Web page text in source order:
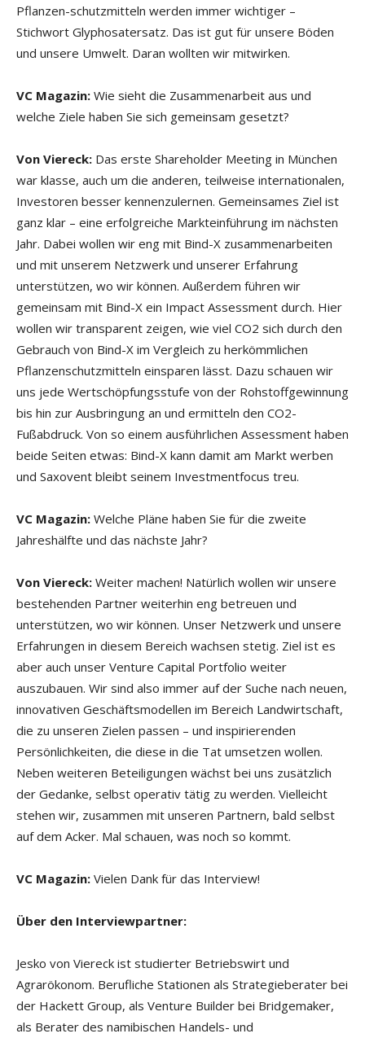
Pflanzen-schutzmitteln werden immer wichtiger –
Stichwort Glyphosatersatz. Das ist gut für unsere Böden
und unsere Umwelt. Daran wollten wir mitwirken.
VC Magazin: Wie sieht die Zusammenarbeit aus und
welche Ziele haben Sie sich gemeinsam gesetzt?
Von Viereck: Das erste Shareholder Meeting in München
war klasse, auch um die anderen, teilweise internationalen,
Investoren besser kennenzulernen. Gemeinsames Ziel ist
ganz klar – eine erfolgreiche Markteinführung im nächsten
Jahr. Dabei wollen wir eng mit Bind-X zusammenarbeiten
und mit unserem Netzwerk und unserer Erfahrung
unterstützen, wo wir können. Außerdem führen wir
gemeinsam mit Bind-X ein Impact Assessment durch. Hier
wollen wir transparent zeigen, wie viel CO2 sich durch den
Gebrauch von Bind-X im Vergleich zu herkömmlichen
Pflanzenschutzmitteln einsparen lässt. Dazu schauen wir
uns jede Wertschöpfungsstufe von der Rohstoffgewinnung
bis hin zur Ausbringung an und ermitteln den CO2-
Fußabdruck. Von so einem ausführlichen Assessment haben
beide Seiten etwas: Bind-X kann damit am Markt werben
und Saxovent bleibt seinem Investmentfocus treu.
VC Magazin: Welche Pläne haben Sie für die zweite
Jahreshälfte und das nächste Jahr?
Von Viereck: Weiter machen! Natürlich wollen wir unsere
bestehenden Partner weiterhin eng betreuen und
unterstützen, wo wir können. Unser Netzwerk und unsere
Erfahrungen in diesem Bereich wachsen stetig. Ziel ist es
aber auch unser Venture Capital Portfolio weiter
auszubauen. Wir sind also immer auf der Suche nach neuen,
innovativen Geschäftsmodellen im Bereich Landwirtschaft,
die zu unseren Zielen passen – und inspirierenden
Persönlichkeiten, die diese in die Tat umsetzen wollen.
Neben weiteren Beteiligungen wächst bei uns zusätzlich
der Gedanke, selbst operativ tätig zu werden. Vielleicht
stehen wir, zusammen mit unseren Partnern, bald selbst
auf dem Acker. Mal schauen, was noch so kommt.
VC Magazin: Vielen Dank für das Interview!
Über den Interviewpartner:
Jesko von Viereck ist studierter Betriebswirt und
Agrarökonom. Berufliche Stationen als Strategieberater bei
der Hackett Group, als Venture Builder bei Bridgemaker,
als Berater des namibischen Handels- und